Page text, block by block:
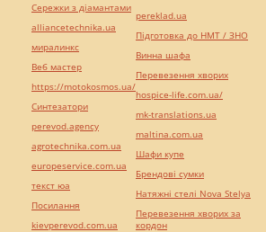
Сережки з діамантами
alliancetechnika.ua
миралинкс
Веб мастер
https://motokosmos.ua/
Синтезатори
perevod.agency
agrotechnika.com.ua
europeservice.com.ua
текст юа
Посилання
kievperevod.com.ua
pereklad.ua
Підготовка до НМТ / ЗНО
Винна шафа
Перевезення хворих
hospice-life.com.ua/
mk-translations.ua
maltina.com.ua
Шафи купе
Брендові сумки
Натяжні стелі Nova Stelya
Перевезення хворих за
кордон